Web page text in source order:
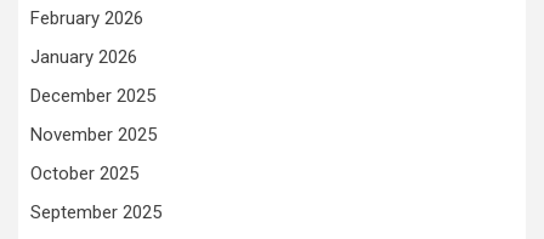
February 2026
January 2026
December 2025
November 2025
October 2025
September 2025